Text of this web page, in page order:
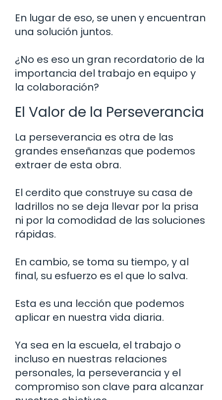
En lugar de eso, se unen y encuentran
una solución juntos.
¿No es eso un gran recordatorio de la
importancia del trabajo en equipo y
la colaboración?
El Valor de la Perseverancia
La perseverancia es otra de las
grandes enseñanzas que podemos
extraer de esta obra.
El cerdito que construye su casa de
ladrillos no se deja llevar por la prisa
ni por la comodidad de las soluciones
rápidas.
En cambio, se toma su tiempo, y al
final, su esfuerzo es el que lo salva.
Esta es una lección que podemos
aplicar en nuestra vida diaria.
Ya sea en la escuela, el trabajo o
incluso en nuestras relaciones
personales, la perseverancia y el
compromiso son clave para alcanzar